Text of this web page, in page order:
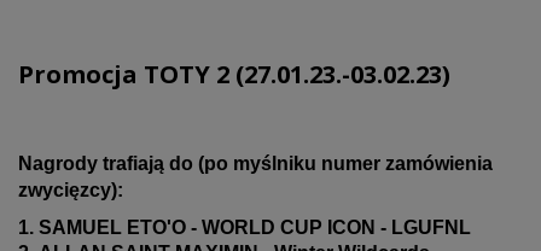
Promocja TOTY 2 (27.01.23.-03.02.23)
Nagrody trafiają do (po myślniku numer zamówienia
zwycięzcy):
1. SAMUEL ETO'O - WORLD CUP ICON - LGUFNL